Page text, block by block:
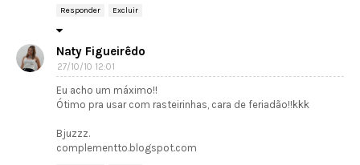
Responder Excluir
Naty Figueirêdo
27/10/10 12:01
Eu acho um máximo!!
Ótimo pra usar com rasteirinhas, cara de feriadão!!kkk
Bjuzzz.
complementto.blogspot.com